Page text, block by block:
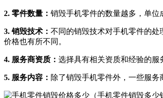
2. 零件数量： 销毁手机零件的数量越多，单位
3. 销毁技术： 不同的销毁技术对手机零件的
价格也有所不同。
4. 服务商资质： 选择具有相关资质和经验的服
5. 服务内容： 除了销毁手机零件外，一些服